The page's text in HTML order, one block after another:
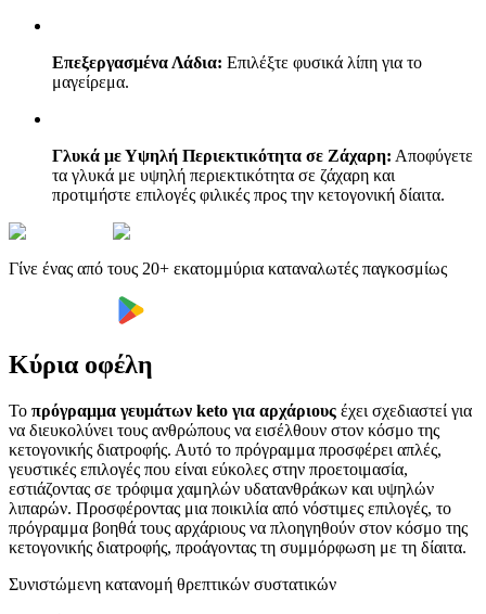
Επεξεργασμένα Λάδια: Επιλέξτε φυσικά λίπη για το
μαγείρεμα.
Γλυκά με Υψηλή Περιεκτικότητα σε Ζάχαρη: Αποφύγετε
τα γλυκά με υψηλή περιεκτικότητα σε ζάχαρη και
προτιμήστε επιλογές φιλικές προς την κετογονική δίαιτα.
Γίνε ένας από τους 20+ εκατομμύρια καταναλωτές παγκοσμίως
Κύρια οφέλη
Το πρόγραμμα γευμάτων keto για αρχάριους έχει σχεδιαστεί για
να διευκολύνει τους ανθρώπους να εισέλθουν στον κόσμο της
κετογονικής διατροφής. Αυτό το πρόγραμμα προσφέρει απλές,
γευστικές επιλογές που είναι εύκολες στην προετοιμασία,
εστιάζοντας σε τρόφιμα χαμηλών υδατανθράκων και υψηλών
λιπαρών. Προσφέροντας μια ποικιλία από νόστιμες επιλογές, το
πρόγραμμα βοηθά τους αρχάριους να πλοηγηθούν στον κόσμο της
κετογονικής διατροφής, προάγοντας τη συμμόρφωση με τη δίαιτα.
Συνιστώμενη κατανομή θρεπτικών συστατικών